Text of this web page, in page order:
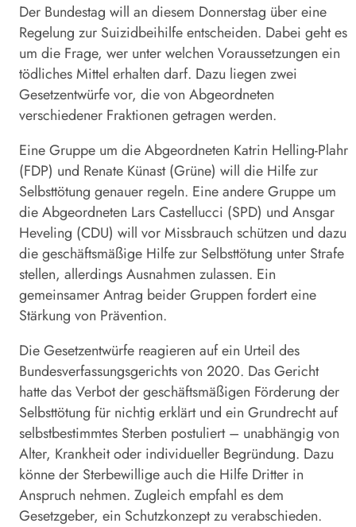
Der Bundestag will an diesem Donnerstag über eine
Regelung zur Suizidbeihilfe entscheiden. Dabei geht es
um die Frage, wer unter welchen Voraussetzungen ein
tödliches Mittel erhalten darf. Dazu liegen zwei
Gesetzentwürfe vor, die von Abgeordneten
verschiedener Fraktionen getragen werden.
Eine Gruppe um die Abgeordneten Katrin Helling-Plahr
(FDP) und Renate Künast (Grüne) will die Hilfe zur
Selbsttötung genauer regeln. Eine andere Gruppe um
die Abgeordneten Lars Castellucci (SPD) und Ansgar
Heveling (CDU) will vor Missbrauch schützen und dazu
die geschäftsmäßige Hilfe zur Selbsttötung unter Strafe
stellen, allerdings Ausnahmen zulassen. Ein
gemeinsamer Antrag beider Gruppen fordert eine
Stärkung von Prävention.
Die Gesetzentwürfe reagieren auf ein Urteil des
Bundesverfassungsgerichts von 2020. Das Gericht
hatte das Verbot der geschäftsmäßigen Förderung der
Selbsttötung für nichtig erklärt und ein Grundrecht auf
selbstbestimmtes Sterben postuliert – unabhängig von
Alter, Krankheit oder individueller Begründung. Dazu
könne der Sterbewillige auch die Hilfe Dritter in
Anspruch nehmen. Zugleich empfahl es dem
Gesetzgeber, ein Schutzkonzept zu verabschieden.